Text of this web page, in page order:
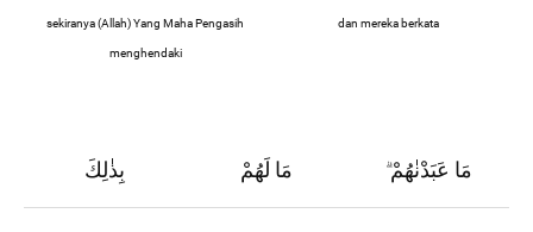
sekiranya (Allah) Yang Maha Pengasih
menghendaki
dan mereka berkata
بِذٰلِكَ مَا لَهُمْ ۗمَا عَبَدْنٰهُمْ